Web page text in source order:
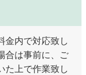
金内で対応致し
合は事前に、ご
た上で作業致し